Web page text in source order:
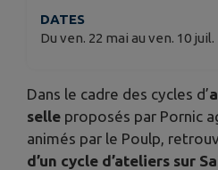
DATES
Du ven. 22 mai au ven. 10 juil.
Dans le cadre des cycles d’
selle proposés par Pornic
animés par le Poulp,
d’un cycle d’ateliers sur